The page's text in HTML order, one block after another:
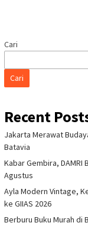
Cari
Cari
Recent
Jakarta Merawat
Batavia
Kabar Gembira, DAMRI
Agustus
Ayla Modern Vintage,
ke GIIAS 2026
Berburu Buku Murah di